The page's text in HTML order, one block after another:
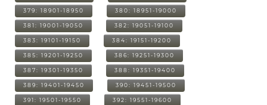
379: 18901-18950 380: 18951-19000
381: 19001-19050 382: 19051-19100
383: 19101-19150 384: 19151-19200
385: 19201-19250 386: 19251-19300
387: 19301-19350 388: 19351-19400
389: 19401-19450 390: 19451-19500
391: 19501-19550 392: 19551-19600